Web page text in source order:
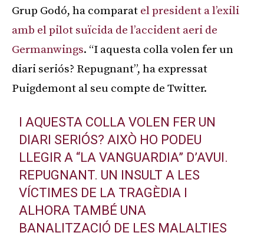
Grup Godó, ha comparat el president a l’exili
amb el pilot suïcida de l’accident aeri de
Germanwings. “I aquesta colla volen fer un
diari seriós? Repugnant”, ha expressat
Puigdemont al seu compte de Twitter.
I AQUESTA COLLA VOLEN FER UN
DIARI SERIÓS? AIXÒ HO PODEU
LLEGIR A “LA VANGUARDIA” D’AVUI.
REPUGNANT. UN INSULT A LES
VÍCTIMES DE LA TRAGÈDIA I
ALHORA TAMBÉ UNA
BANALITZACIÓ DE LES MALALTIES